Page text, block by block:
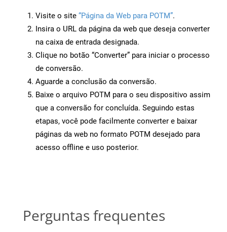
Visite o site “Página da Web para POTM”.
Insira o URL da página da web que deseja converter
na caixa de entrada designada.
Clique no botão “Converter” para iniciar o processo
de conversão.
Aguarde a conclusão da conversão.
Baixe o arquivo POTM para o seu dispositivo assim
que a conversão for concluída. Seguindo estas
etapas, você pode facilmente converter e baixar
páginas da web no formato POTM desejado para
acesso offline e uso posterior.
Perguntas frequentes